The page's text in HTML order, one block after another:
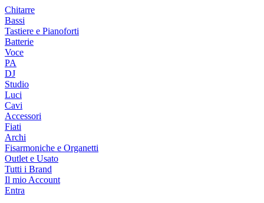
Chitarre
Bassi
Tastiere e Pianoforti
Batterie
Voce
PA
DJ
Studio
Luci
Cavi
Accessori
Fiati
Archi
Fisarmoniche e Organetti
Outlet e Usato
Tutti i Brand
Il mio Account
Entra